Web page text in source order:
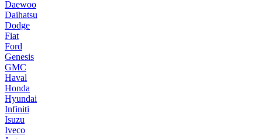
Daewoo
Daihatsu
Dodge
Fiat
Ford
Genesis
GMC
Haval
Honda
Hyundai
Infiniti
Isuzu
Iveco